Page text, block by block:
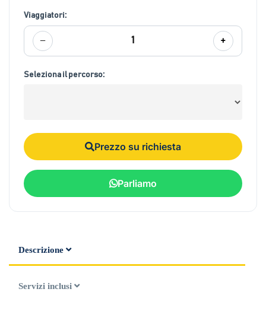
Viaggiatori:
− 1 +
Seleziona il percorso:
Prezzo su richiesta
Parliamo
Descrizione
Servizi inclusi